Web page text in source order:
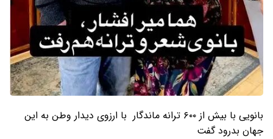
بانویی با بیش از ۶۰۰ ترانه ماندگار با ارزوی دیدار وطن به این
جهان بدرود گفت